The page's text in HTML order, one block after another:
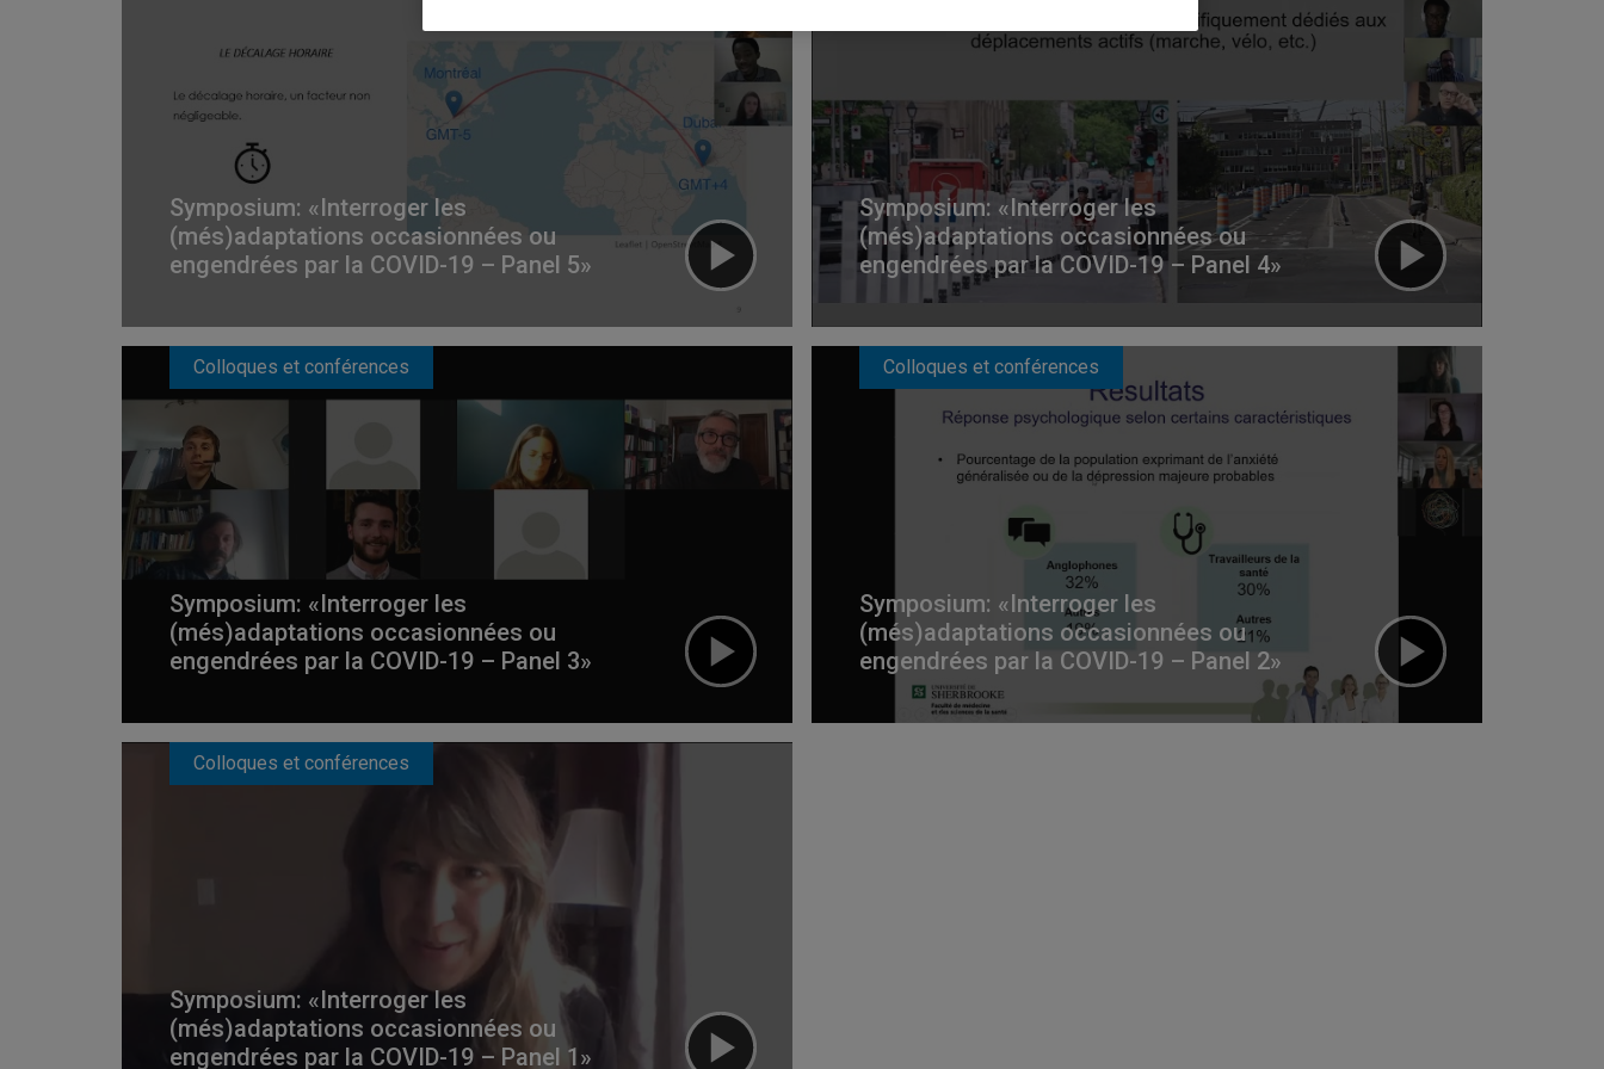
Symposium: «Interroger les
(més)adaptations occasionnées ou
engendrées par la COVID-19 – Panel 5»
Symposium: «Interroger les
(més)adaptations occasionnées ou
engendrées par la COVID-19 – Panel 4»
Colloques et conférences
Symposium: «Interroger les
(més)adaptations occasionnées ou
engendrées par la COVID-19 – Panel 3»
Colloques et conférences
Symposium: «Interroger les
(més)adaptations occasionnées ou
engendrées par la COVID-19 – Panel 2»
Colloques et conférences
Symposium: «Interroger les
(més)adaptations occasionnées ou
engendrées par la COVID-19 – Panel 1»